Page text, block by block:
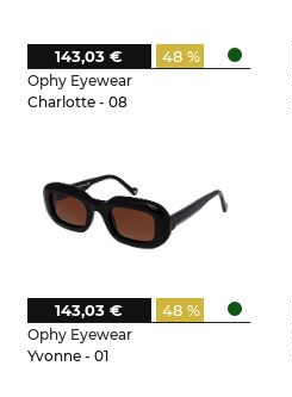
Ophy Eyewear
Charlotte - 08
48 %
143,03 €
Ophy Eyewear
Yvonne - 01
48 %
143,03 €